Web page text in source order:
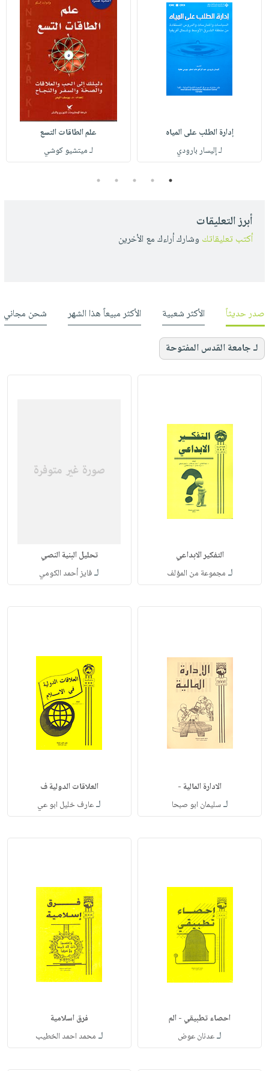
إدارة الطلب على المياه
لـ إليسار بارودي
علم الطاقات التسع
لـ ميتشيو كوشي
1
2
3
4
5
أبرز التعليقات
أكتب تعليقاتك وشارك أراءك مع الأخرين
صدر حديثاً الأكثر شعبية الأكثر مبيعاً هذا الشهر شحن مجاني
لـ جامعة القدس المفتوحة
التفكير الابداعي
لـ مجموعة من المؤلف
تحليل البنية النصي
لـفايز أحمد الكومي
الادارة المالية -
لـسليمان ابو صبحا
العلاقات الدولية ف
لـعارف خليل ابو عي
احصاء تطبيقي - الم
لـعدنان عوض
فرق اسلامية
لـ محمد احمد الخطيب